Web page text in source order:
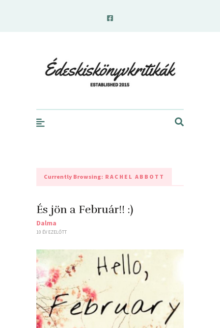
Currently Browsing: RACHEL ABBOTT
És jön a Február!! :)
Dalma
10 ÉV EZELŐTT